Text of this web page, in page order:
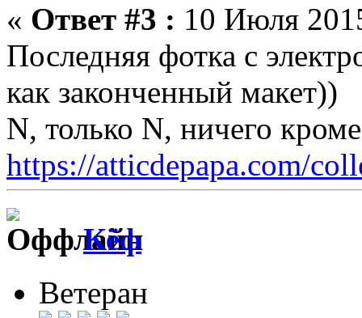
« Ответ #3 : 10 Июля
Последняя фотка с
как законченный макет))
N, только N, ничего
https://atticdepapa.com/
Кёф
Ветеран